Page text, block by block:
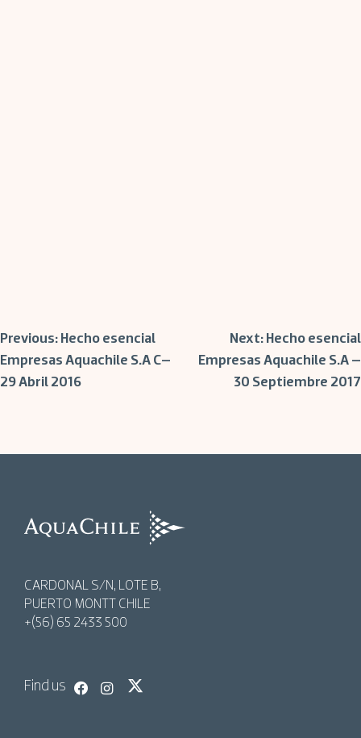
Post
navigation
Previous: Hecho esencial
Empresas Aquachile S.A C–
29 Abril 2016
Next: Hecho esencial
Empresas Aquachile S.A –
30 Septiembre 2017
CARDONAL S/N, LOTE B,
PUERTO MONTT CHILE
+(56) 65 2433 500
Find us